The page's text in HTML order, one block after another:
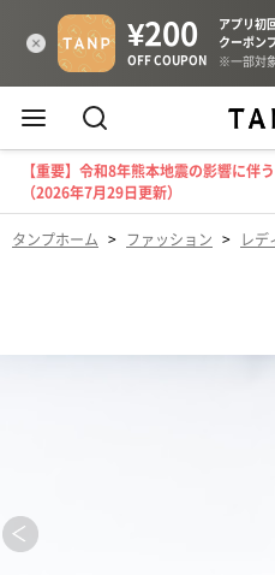
【重要】令和8年熊本地震の影響に伴
（2026年7月29日更新）
タンプホーム > ファッション > レデ